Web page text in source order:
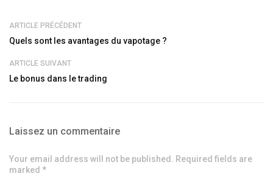
ARTICLE PRÉCÉDENT
Quels sont les avantages du vapotage ?
ARTICLE SUIVANT
Le bonus dans le trading
Laissez un commentaire
Your email address will not be published. Required fields are
marked *